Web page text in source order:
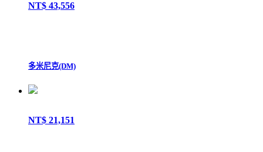
NT$ 43,556
多米尼克(DM)
NT$ 21,151